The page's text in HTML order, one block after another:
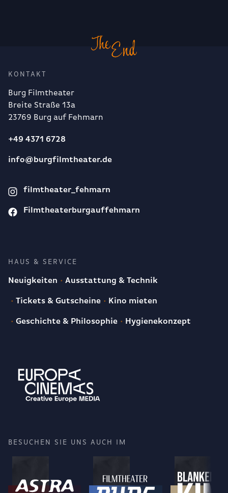
KONTAKT
Burg Filmtheater
Breite Straße 13a
23769 Burg auf Fehmarn
+49 4371 6728
info@burgfilmtheater.de
filmtheater_fehmarn
Filmtheaterburgauffehmarn
HAUS & SERVICE
Neuigkeiten Ausstattung & Technik
Tickets & Gutscheine Kino mieten
Geschichte & Philosophie Hygienekonzept
BESUCHEN SIE UNS AUCH IM